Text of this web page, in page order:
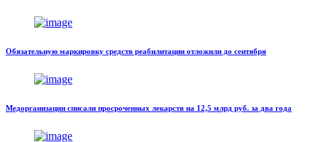
Обязательную маркировку средств реабилитации отложили до сентября
Медорганизации списали просроченных лекарств на 12,5 млрд руб. за два года